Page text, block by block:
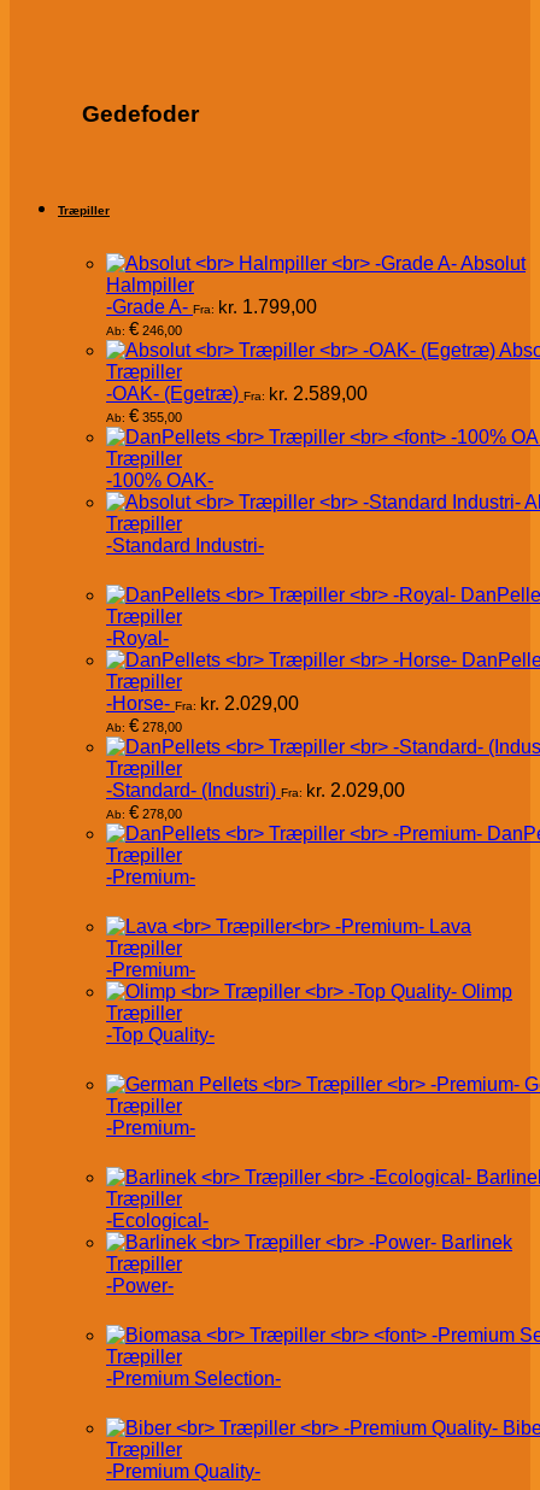
Gedefoder
Træpiller
Absolut
Halmpiller
-Grade A- Fra: kr. 1.799,00
Ab: € 246,00
Træpiller
-OAK- (Egetræ) Fra: kr. 2.589,00
Ab: € 355,00
Træpiller
-100% OAK-
Træpiller
-Standard Industri-
Træpiller
-Royal-
Træpiller
-Horse- Fra: kr. 2.029,00
Ab: € 278,00
Træpiller
-Standard- (Industri) Fra: kr. 2.029,00
Ab: € 278,00
Træpiller
-Premium-
Lava
Træpiller
-Premium-
Olimp
Træpiller
-Top Quality-
Træpiller
-Premium-
Træpiller
-Ecological-
Barlinek
Træpiller
-Power-
Træpiller
-Premium Selection-
Træpiller
-Premium Quality-